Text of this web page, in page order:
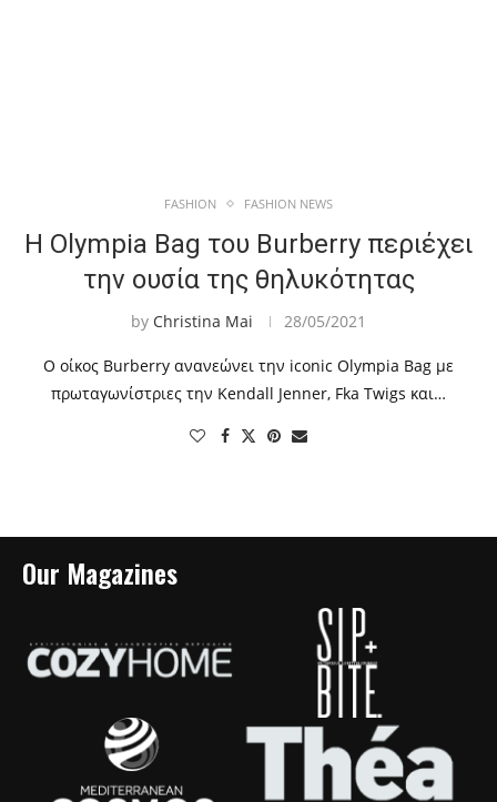
FASHION FASHION NEWS
Η Olympia Bag του Burberry περιέχει
την ουσία της θηλυκότητας
by Christina Mai 28/05/2021
Ο οίκος Burberry ανανεώνει την iconic Olympia Bag με
πρωταγωνίστριες την Kendall Jenner, Fka Twigs και…
Our Magazines